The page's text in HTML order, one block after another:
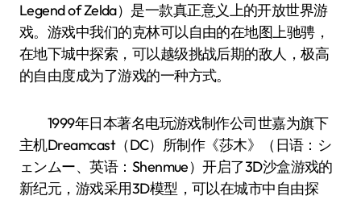
Legend of Zelda）是一款真正意义上的开放世界游
戏。游戏中我们的克林可以自由的在地图上驰骋，
在地下城中探索，可以越级挑战后期的敌人，极高
的自由度成为了游戏的一种方式。
1999年日本著名电玩游戏制作公司世嘉为旗下
主机Dreamcast（DC）所制作《莎木》（日语：シ
ェンムー、英语：Shenmue）开启了3D沙盒游戏的
新纪元，游戏采用3D模型，可以在城市中自由探